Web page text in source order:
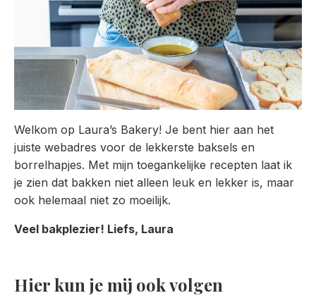
Welkom op Laura’s Bakery! Je bent hier aan het
juiste webadres voor de lekkerste baksels en
borrelhapjes. Met mijn toegankelijke recepten laat ik
je zien dat bakken niet alleen leuk en lekker is, maar
ook helemaal niet zo moeilijk.
Veel bakplezier! Liefs, Laura
Hier kun je mij ook volgen